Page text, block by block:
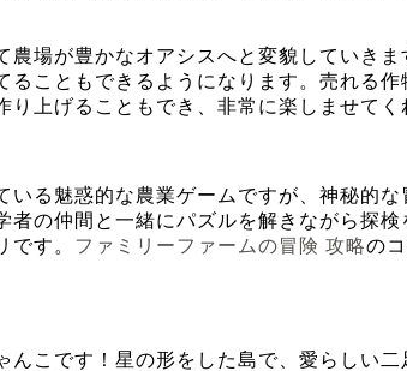
場が豊かなオアシスへと変貌していき
こともできるようになります。売れる
上げることもでき、非常に楽しませてく
る魅惑的な農業ゲームですが、神秘的
の仲間と一緒にパズルを解きながら探
す。 ファミリーファームの冒険 攻略の
こです！星の形をした島で、愛らしい